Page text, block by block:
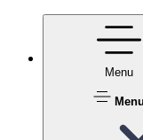
Menu
Menu